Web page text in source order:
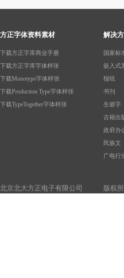
方正字体资料素材
下载方正字库商业手册
下载方正字库字体样张
下载Monotype字体样张
下载Production Type字体样张
下载TypeTogether字体样张
解决
国家标
嵌入式
报纸
书刊
生僻字
古籍出
政府办
民族文
广电行
北京北大方正电子有限公司 版